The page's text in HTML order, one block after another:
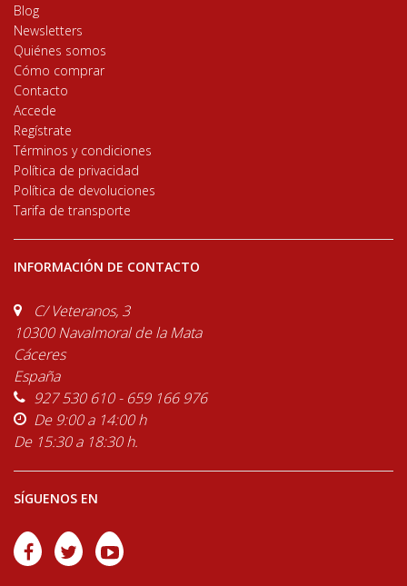
Blog
Newsletters
Quiénes somos
Cómo comprar
Contacto
Accede
Regístrate
Términos y condiciones
Política de privacidad
Política de devoluciones
Tarifa de transporte
INFORMACIÓN DE CONTACTO
C/ Veteranos, 3
10300 Navalmoral de la Mata
Cáceres
España
927 530 610 - 659 166 976
De 9:00 a 14:00 h
De 15:30 a 18:30 h.
SÍGUENOS EN